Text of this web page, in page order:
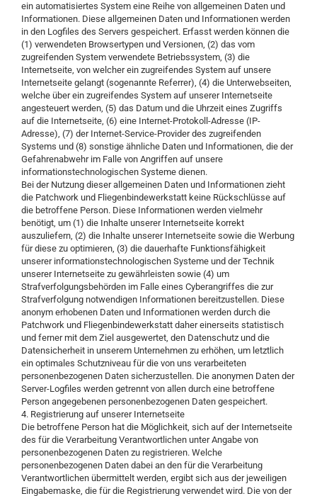
ein automatisiertes System eine Reihe von allgemeinen Daten und
Informationen. Diese allgemeinen Daten und Informationen werden
in den Logfiles des Servers gespeichert. Erfasst werden können die
(1) verwendeten Browsertypen und Versionen, (2) das vom
zugreifenden System verwendete Betriebssystem, (3) die
Internetseite, von welcher ein zugreifendes System auf unsere
Internetseite gelangt (sogenannte Referrer), (4) die Unterwebseiten,
welche über ein zugreifendes System auf unserer Internetseite
angesteuert werden, (5) das Datum und die Uhrzeit eines Zugriffs
auf die Internetseite, (6) eine Internet-Protokoll-Adresse (IP-
Adresse), (7) der Internet-Service-Provider des zugreifenden
Systems und (8) sonstige ähnliche Daten und Informationen, die der
Gefahrenabwehr im Falle von Angriffen auf unsere
informationstechnologischen Systeme dienen.
Bei der Nutzung dieser allgemeinen Daten und Informationen zieht
die Patchwork und Fliegenbindewerkstatt keine Rückschlüsse auf
die betroffene Person. Diese Informationen werden vielmehr
benötigt, um (1) die Inhalte unserer Internetseite korrekt
auszuliefern, (2) die Inhalte unserer Internetseite sowie die Werbung
für diese zu optimieren, (3) die dauerhafte Funktionsfähigkeit
unserer informationstechnologischen Systeme und der Technik
unserer Internetseite zu gewährleisten sowie (4) um
Strafverfolgungsbehörden im Falle eines Cyberangriffes die zur
Strafverfolgung notwendigen Informationen bereitzustellen. Diese
anonym erhobenen Daten und Informationen werden durch die
Patchwork und Fliegenbindewerkstatt daher einerseits statistisch
und ferner mit dem Ziel ausgewertet, den Datenschutz und die
Datensicherheit in unserem Unternehmen zu erhöhen, um letztlich
ein optimales Schutzniveau für die von uns verarbeiteten
personenbezogenen Daten sicherzustellen. Die anonymen Daten der
Server-Logfiles werden getrennt von allen durch eine betroffene
Person angegebenen personenbezogenen Daten gespeichert.
4. Registrierung auf unserer Internetseite
Die betroffene Person hat die Möglichkeit, sich auf der Internetseite
des für die Verarbeitung Verantwortlichen unter Angabe von
personenbezogenen Daten zu registrieren. Welche
personenbezogenen Daten dabei an den für die Verarbeitung
Verantwortlichen übermittelt werden, ergibt sich aus der jeweiligen
Eingabemaske, die für die Registrierung verwendet wird. Die von der